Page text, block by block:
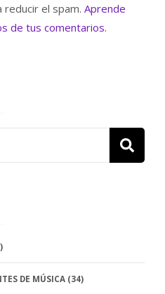
reducir el spam. Aprende
de tus comentarios.
DE MÚSICA (34)